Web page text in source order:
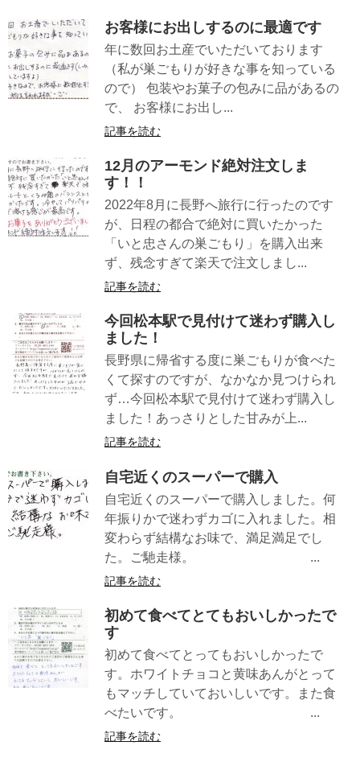
お客様にお出しするのに最適です
年に数回お土産でいただいております
（私が巣ごもりが好きな事を知っている
ので） 包装やお菓子の包みに品があるの
で、 お客様にお出し...
記事を読む
12月のアーモンド絶対注文しま
す！！
2022年8月に長野へ旅行に行ったのです
が、日程の都合で絶対に買いたかった
「いと忠さんの巣ごもり」を購入出来
ず、残念すぎて楽天で注文しまし...
記事を読む
今回松本駅で見付けて迷わず購入し
ました！
長野県に帰省する度に巣ごもりが食べた
くて探すのですが、なかなか見つけられ
ず…今回松本駅で見付けて迷わず購入し
ました！あっさりとした甘みが上...
記事を読む
自宅近くのスーパーで購入
自宅近くのスーパーで購入しました。何
年振りかで迷わずカゴに入れました。相
変わらず結構なお味で、満足満足でし
た。ご馳走様。 ...
記事を読む
初めて食べてとてもおいしかったで
す
初めて食べてとってもおいしかったで
す。ホワイトチョコと黄味あんがとって
もマッチしていておいしいです。また食
べたいです。 ...
記事を読む